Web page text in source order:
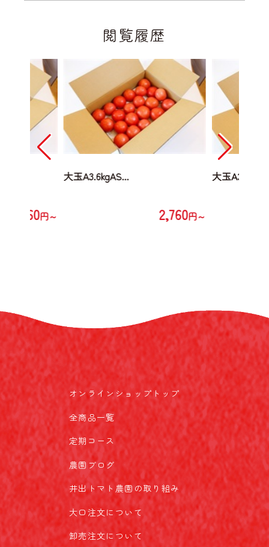
閲覧履歴
2,760円～
大玉A3.6kgAS...
2,760円～
大玉
オンラインショップトップ
全商品一覧
定期コース
農園ブログ
井出トマト農園の取り組み
大口注文について
卸売注文について